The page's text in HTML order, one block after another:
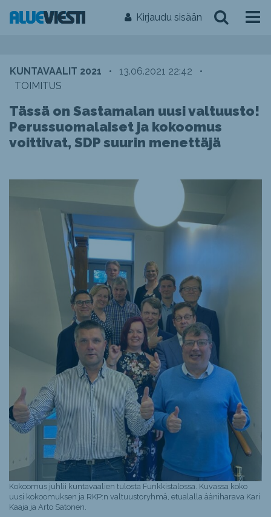
Kirjaudu sisään
KUNTAVAALIT 2021 • 13.06.2021 22:42
•
TOIMITUS
Tässä on Sastamalan uusi valtuusto!
Perussuomalaiset ja kokoomus
voittivat, SDP suurin menettäjä
Kokoomus juhlii kuntavaalien tulosta Funkkistalossa. Kuvassa koko
uusi kokoomuksen ja RKP:n valtuustoryhmä, etualalla ääniharava Kari
Kaaja ja Arto Satonen.